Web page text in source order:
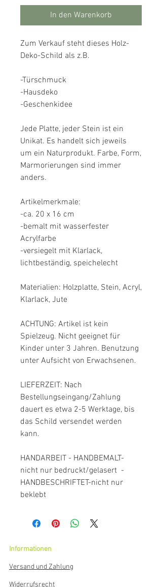
In den Warenkorb
Zum Verkauf steht dieses Holz-
Deko-Schild als z.B.
-Türschmuck
-Hausdeko
-Geschenkidee
Jede Platte, jeder Stein ist ein
Unikat. Es handelt sich jeweils
um ein Naturprodukt. Farbe, Form,
Marmorierungen sind immer
anders.
Artikelmerkmale:
-ca. 20 x 16 cm
-bemalt mit wasserfester
Acrylfarbe
-versiegelt mit Klarlack,
lichtbeständig, speichelecht
Materialien: Holzplatte, Stein, Acryl,
Klarlack, Jute
ACHTUNG: Artikel ist kein
Spielzeug. Nicht geeignet für
Kinder unter 3 Jahren. Benutzung
unter Aufsicht von Erwachsenen.
LIEFERZEIT: Nach
Bestellungseingang/Zahlung
dauert es etwa 2-5 Werktage, bis
das Schild versendet werden
kann.
HANDARBEIT - HANDBEMALT-
nicht nur bedruckt/gelasert  -
HANDBESCHRIFTET-nicht nur
beklebt
Informationen
Versand und Zahlung
Widerrufsrecht